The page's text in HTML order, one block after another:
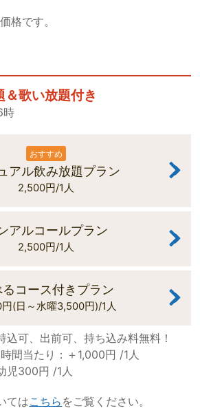
格です。
歌い放題付き
時
アル飲み放題プラン
2,500円/1人
アルコールプラン
2,500円/1人
コース付きプラン
(日～水曜3,500円)/1人
込可、出前可、持ち込み料無料！
間当たり：＋1,000円 /1人
児300円 /1人
てはこちら をご覧ください。